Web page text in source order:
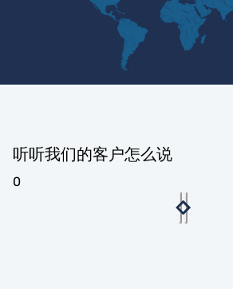
听听我们的客户怎么说
0